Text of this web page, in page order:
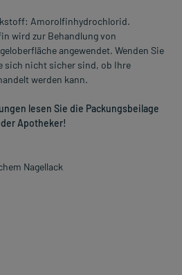
Amorolfinhydrochlorid.
wird zur Behandlung von
angewendet. Wenden Sie
sich nicht sicher sind, ob Ihre
werden kann.
lesen Sie die Packungsbeilage
Apotheker!
Nagellack